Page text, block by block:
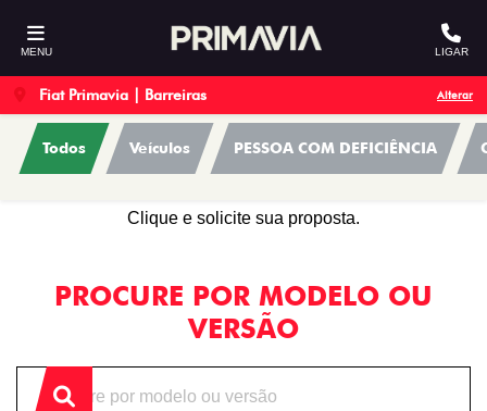
MENU LIGAR
Fiat Primavia | Barreiras Alterar
Todos Veículos PESSOA COM DEFICIÊNCIA
OFERTAS
Clique e solicite sua proposta.
PROCURE POR MODELO OU
VERSÃO